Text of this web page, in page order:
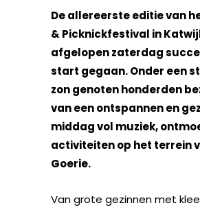
De allereerste editie van
& Picknickfestival in
afgelopen zaterdag
start gegaan. Onder een
zon genoten honderden
van een ontspannen en
middag vol muziek,
activiteiten op het terrein
Goerie.
Van grote gezinnen met